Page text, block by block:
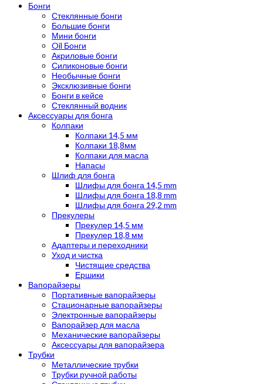
Бонги
Стеклянные бонги
Большие бонги
Мини бонги
Oil Бонги
Акриловые бонги
Силиконовые бонги
Необычные бонги
Эксклюзивные бонги
Бонги в кейсе
Стеклянный водник
Аксессуары для бонга
Колпаки
Колпаки 14,5 мм
Колпаки 18,8мм
Колпаки для масла
Напасы
Шлиф для бонга
Шлифы для бонга 14,5 mm
Шлифы для бонга 18,8 mm
Шлифы для бонга 29,2 mm
Прекулеры
Прекулер 14,5 мм
Прекулер 18,8 мм
Адаптеры и переходники
Уход и чистка
Чистящие средства
Ершики
Вапорайзеры
Портативные вапорайзеры
Стационарные вапорайзеры
Электронные вапорайзеры
Вапорайзер для масла
Механические вапорайзеры
Аксессуары для вапорайзера
Трубки
Металлические трубки
Трубки ручной работы